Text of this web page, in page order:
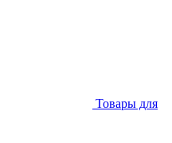
Товары для